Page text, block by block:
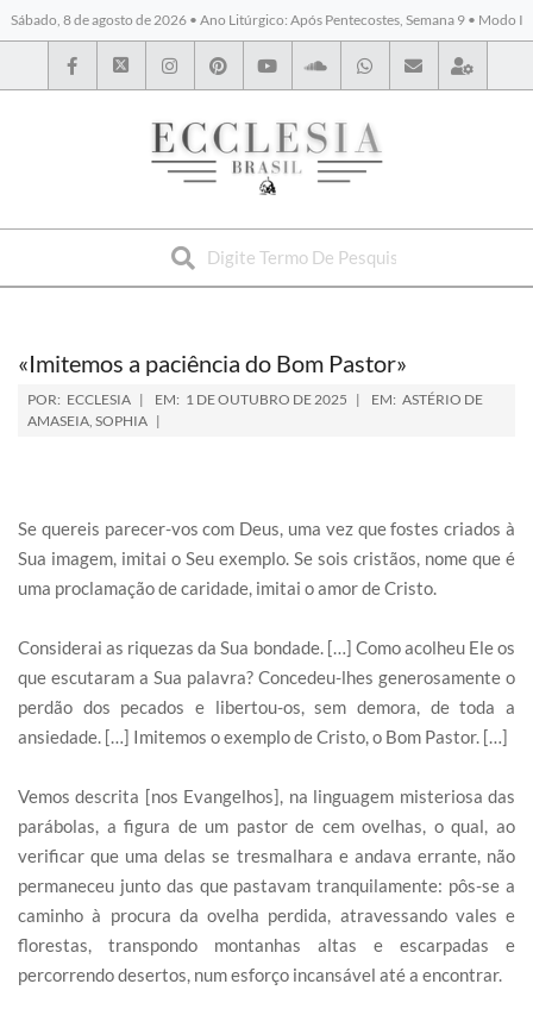
Sábado, 8 de agosto de 2026 • Ano Litúrgico: Após Pentecostes, Semana 9 • Modo I
BYBLOS
«Imitemos a paciência do Bom Pastor»
POR: ECCLESIA EM: 1 DE OUTUBRO DE 2025 EM: ASTÉRIO DE
AMASEIA, SOPHIA
Se quereis parecer-vos com Deus, uma vez que fostes criados à
Sua imagem, imitai o Seu exemplo. Se sois cristãos, nome que é
uma proclamação de caridade, imitai o amor de Cristo.
Considerai as riquezas da Sua bondade. […] Como acolheu Ele os
que escutaram a Sua palavra? Concedeu-lhes generosamente o
perdão dos pecados e libertou-os, sem demora, de toda a
ansiedade. […] Imitemos o exemplo de Cristo, o Bom Pastor. […]
Vemos descrita [nos Evangelhos], na linguagem misteriosa das
parábolas, a figura de um pastor de cem ovelhas, o qual, ao
verificar que uma delas se tresmalhara e andava errante, não
permaneceu junto das que pastavam tranquilamente: pôs-se a
caminho à procura da ovelha perdida, atravessando vales e
florestas, transpondo montanhas altas e escarpadas e
percorrendo desertos, num esforço incansável até a encontrar.